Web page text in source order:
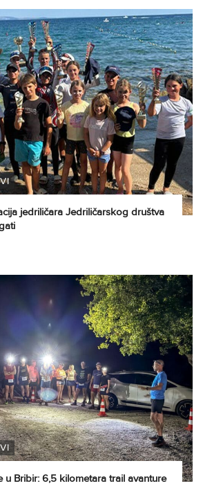
jedriličara Jedriličarskog društva
u Bribir: 6,5 kilometara trail avanture